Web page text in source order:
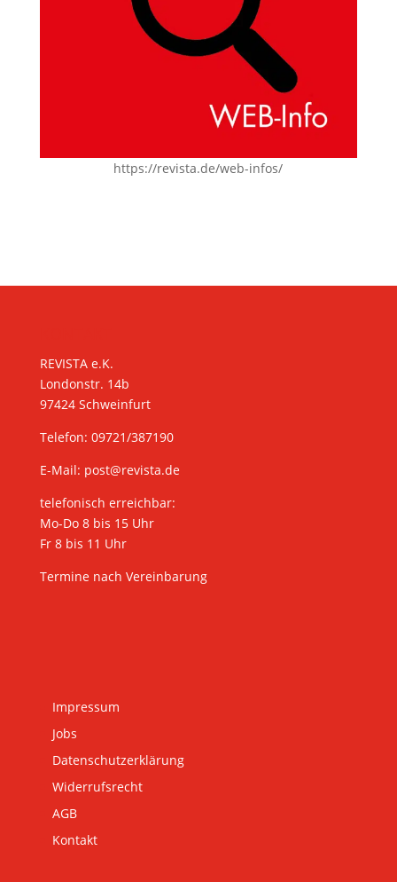
https://revista.de/web-infos/
REVISTA e.K.
Londonstr. 14b
97424 Schweinfurt
Telefon: 09721/387190
E-Mail: post@revista.de
telefonisch erreichbar:
Mo-Do 8 bis 15 Uhr
Fr 8 bis 11 Uhr
Termine nach Vereinbarung
Impressum
Jobs
Datenschutzerklärung
Widerrufsrecht
AGB
Kontakt